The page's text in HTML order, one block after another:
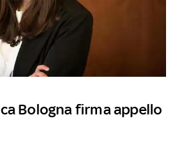
Bologna firma appello